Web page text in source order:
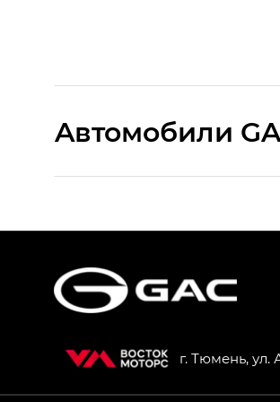
Aвтомобили
HYPTEC HT — Хайптек
г. Тюмень, ул.